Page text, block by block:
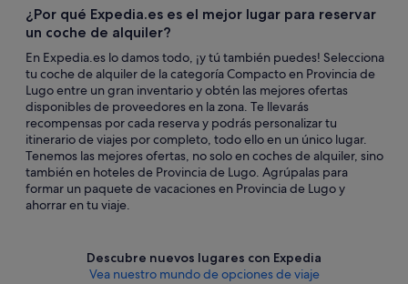
¿Por qué Expedia.es es el mejor lugar para reservar
un coche de alquiler?
En Expedia.es lo damos todo, ¡y tú también puedes! Selecciona
tu coche de alquiler de la categoría Compacto en Provincia de
Lugo entre un gran inventario y obtén las mejores ofertas
disponibles de proveedores en la zona. Te llevarás
recompensas por cada reserva y podrás personalizar tu
itinerario de viajes por completo, todo ello en un único lugar.
Tenemos las mejores ofertas, no solo en coches de alquiler, sino
también en hoteles de Provincia de Lugo. Agrúpalas para
formar un paquete de vacaciones en Provincia de Lugo y
ahorrar en tu viaje.
Descubre nuevos lugares con Expedia
Vea nuestro mundo de opciones de viaje